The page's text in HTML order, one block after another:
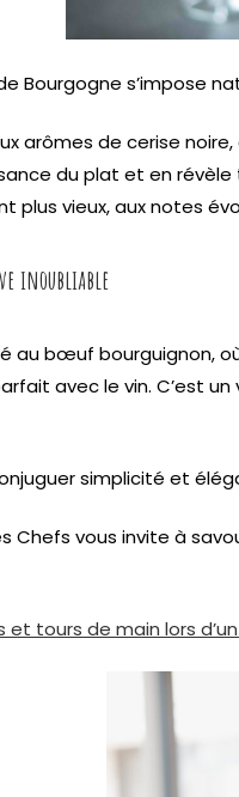
Bourgogne s’impose
arômes de cerise
du plat et en
plus vieux, aux notes
inoubliable
au bœuf bourguignon,
avec le vin. C’est
simplicité et
Chefs vous invite à
tours de main lors